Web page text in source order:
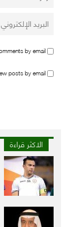
by email.
posts by email.
الاكثر قراءة